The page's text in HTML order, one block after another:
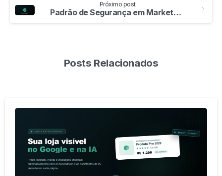
Próximo post
Padrão de Segurança em Marketplaces: Proteção que Não Bloqueia SEO e IA
Posts Relacionados